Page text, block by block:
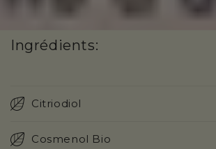
Ingrédients:
Citriodiol
Cosmenol Bio